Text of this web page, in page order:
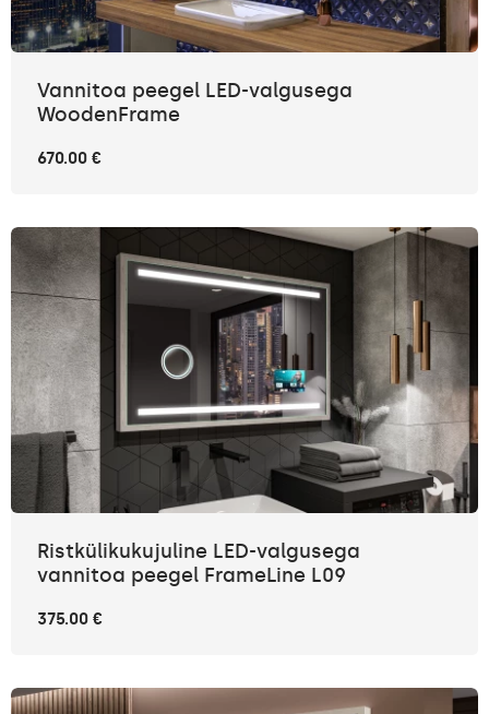
Vannitoa peegel LED-valgusega
WoodenFrame
670.00 €
Ristkülikukujuline LED-valgusega
vannitoa peegel FrameLine L09
375.00 €